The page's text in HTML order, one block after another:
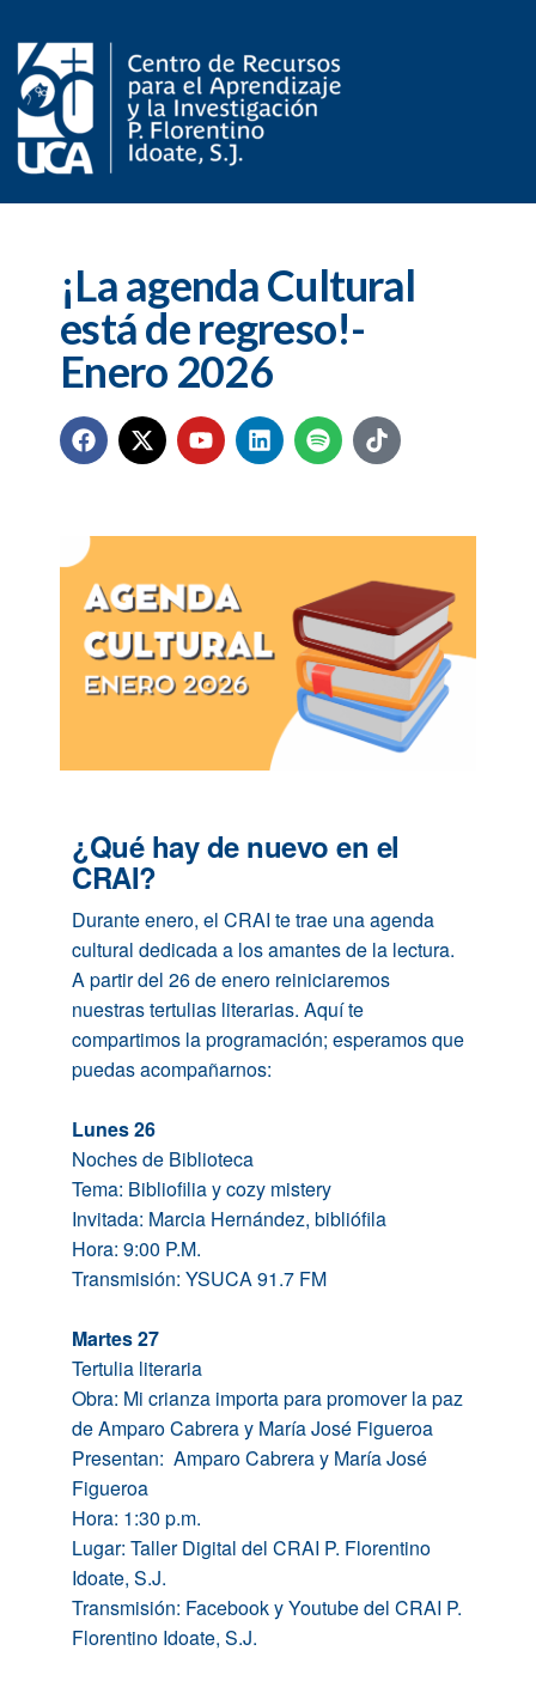
¡La agenda Cultural
está de regreso!-
Enero 2026
¿Qué hay de nuevo en el
CRAI?
Durante enero, el CRAI te trae una agenda
cultural dedicada a los amantes de la lectura.
A partir del 26 de enero reiniciaremos
nuestras tertulias literarias. Aquí te
compartimos la programación; esperamos que
puedas acompañarnos:
Lunes 26
Noches de Biblioteca
Tema: Bibliofilia y cozy mistery
Invitada: Marcia Hernández, bibliófila
Hora: 9:00 P.M.
Transmisión: YSUCA 91.7 FM
Martes 27
Tertulia literaria
Obra: Mi crianza importa para promover la paz
de Amparo Cabrera y María José Figueroa
Presentan: Amparo Cabrera y María José
Figueroa
Hora: 1:30 p.m.
Lugar: Taller Digital del CRAI P. Florentino
Idoate, S.J.
Transmisión: Facebook y Youtube del CRAI P.
Florentino Idoate, S.J.